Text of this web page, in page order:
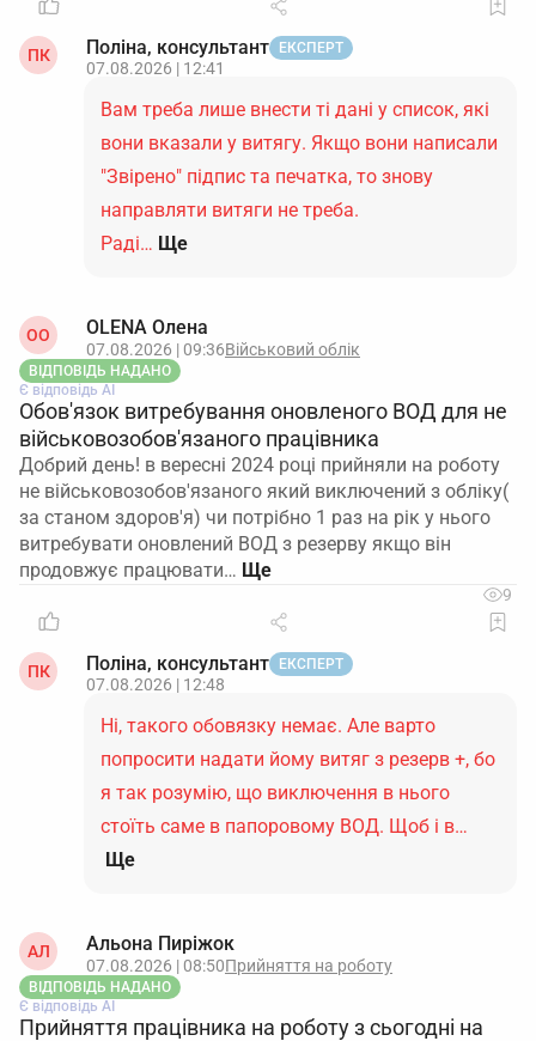
ПК Поліна, консультант ЕКСПЕРТ
07.08.2026 | 12:41
Вам треба лише внести ті дані у список, які
вони вказали у витягу. Якщо вони написали
"Звірено" підпис та печатка, то знову
направляти витяги не треба.
Раді… Ще
ОO OLENA Олена
07.08.2026 | 09:36Військовий облік
ВІДПОВІДЬ НАДАНО
Є відповідь АІ
Обов'язок витребування оновленого ВОД для не
військовозобов'язаного працівника
Добрий день! в вересні 2024 році прийняли на роботу
не військовозобов'язаного який виключений з обліку(
за станом здоров'я) чи потрібно 1 раз на рік у нього
витребувати оновлений ВОД з резерву якщо він
продовжує працювати…
9
ПК Поліна, консультант ЕКСПЕРТ
07.08.2026 | 12:48
Ні, такого обовязку немає. Але варто
попросити надати йому витяг з резерв +, бо
я так розумію, що виключення в нього
стоїть саме в папоровому ВОД. Щоб і в…
Ще
АЛ Альона Пиріжок
07.08.2026 | 08:50Прийняття на роботу
ВІДПОВІДЬ НАДАНО
Є відповідь АІ
Прийняття працівника на роботу з сьогодні на